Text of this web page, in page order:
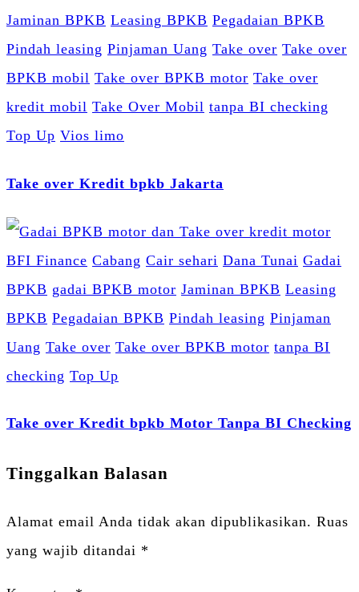
Jaminan BPKB Leasing BPKB Pegadaian BPKB
Pindah leasing Pinjaman Uang Take over Take over
BPKB mobil Take over BPKB motor Take over
kredit mobil Take Over Mobil tanpa BI checking
Top Up Vios limo
Take over Kredit bpkb Jakarta
BFI Finance Cabang Cair sehari Dana Tunai Gadai
BPKB gadai BPKB motor Jaminan BPKB Leasing
BPKB Pegadaian BPKB Pindah leasing Pinjaman
Uang Take over Take over BPKB motor tanpa BI
checking Top Up
Take over Kredit bpkb Motor Tanpa BI Checking
Tinggalkan Balasan
Alamat email Anda tidak akan dipublikasikan. Ruas
yang wajib ditandai *